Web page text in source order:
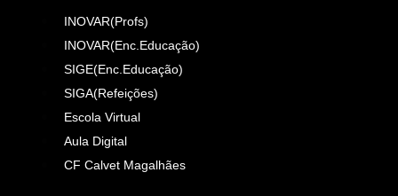
INOVAR(Profs)
INOVAR(Enc.Educação)
SIGE(Enc.Educação)
SIGA(Refeições)
Escola Virtual
Aula Digital
CF Calvet Magalhães